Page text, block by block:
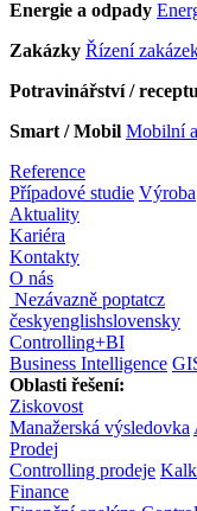
Energie a odpady
Zakázky Řízení
Potravinářství /
Smart / Mobil Mobilní
Reference
Případové studie Výroba
Aktuality
Kariéra
Kontakty
O nás
Nezávazně poptatcz
českyenglishslovensky
Controlling+BI
Business Intelligence
Oblasti řešení:
Ziskovost
Manažerská výsledovka
Prodej
Controlling prodeje
Finance